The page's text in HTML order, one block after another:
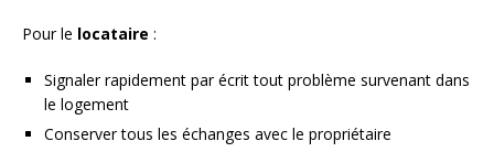
Pour le locataire :
Signaler rapidement par écrit tout problème survenant dans
le logement
Conserver tous les échanges avec le propriétaire